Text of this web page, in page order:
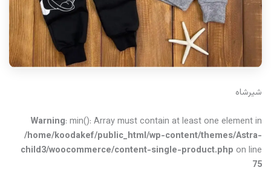
شیرشاه
Warning: min(): Array must contain at least one element in
/home/koodakef/public_html/wp-content/themes/Astra-
child3/woocommerce/content-single-product.php on line
75